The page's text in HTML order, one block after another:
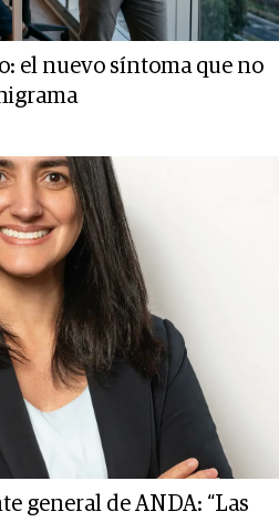
el nuevo síntoma que no
general de ANDA: “Las